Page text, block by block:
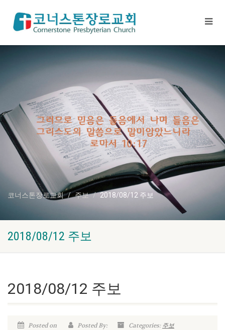
코너스톤장로교회 주보 2018/08/12 주보
2018/08/12 주보
2018/08/12 주보
Posted on Posted By: Categories:주보